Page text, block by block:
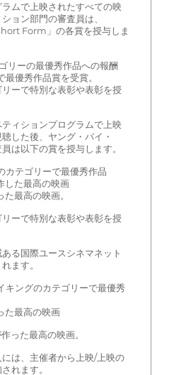
ムで上映されたすべての映
ョン部門の審査員は、
Form」の各賞を授与しま
リーの最優秀作品への報酬
優秀作品賞を受賞。
ーで特別な表彰や表彰を授
ィションプログラムで上映
した後、ヤング・バイ・
は以下の賞を授与します。
カテゴリーで最優秀作品
した最高の映画
最高の映画。
ーで特別な表彰や表彰を授
る国際ユースシネマネット
ます。
キングのカテゴリーで最優秀
た最高の映画
った最高の映画。
は、主催者から上映/上映の
れます。